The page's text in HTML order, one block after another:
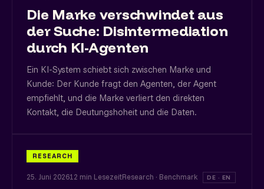
Die Marke verschwindet aus
der Suche: Disintermediation
durch KI-Agenten
Ein KI-System schiebt sich zwischen Marke und
Kunde: Der Kunde fragt den Agenten, der Agent
empfiehlt, und die Marke verliert den direkten
Kontakt, die Deutungshoheit und die Daten.
RESEARCH
25. Juni 202612 min LesezeitResearch · Benchmark DE · EN